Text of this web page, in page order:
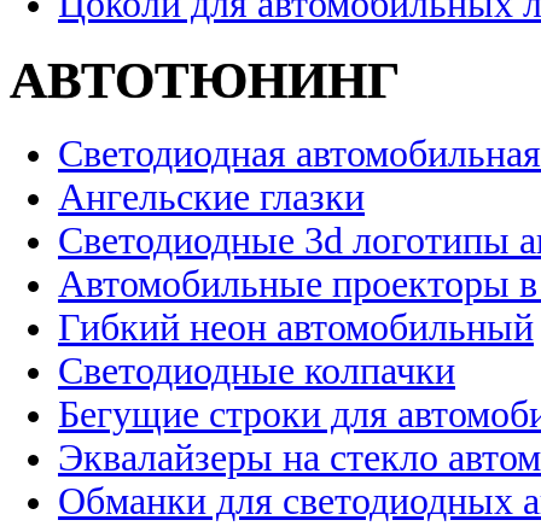
АВТОТЮНИНГ
Светодиодная
Ангельские глазки
Светодиодные 3d логотипы
Автомобильные проекторы
Гибкий неон автомобильный
Светодиодные колпачки
Бегущие строки для
Эквалайзеры на стекло
Обманки для светодиодных